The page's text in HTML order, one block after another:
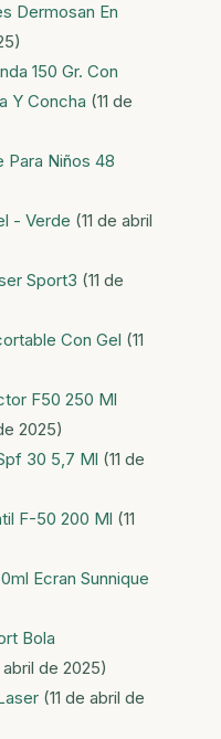
Dermosan En
150 Gr. Con
Y Concha (11 de
Para Niños 48
- Verde (11 de abril
Sport3 (11 de
Con Gel (11
F50 250 Ml
2025)
30 5,7 Ml (11 de
F-50 200 Ml (11
Ecran Sunnique
Bola
abril de 2025)
(11 de abril de